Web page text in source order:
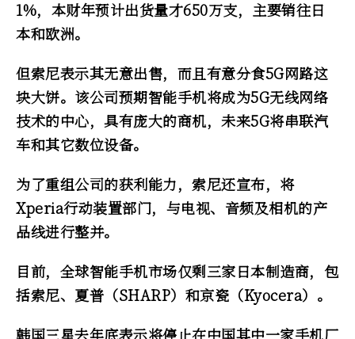
1%，本财年预计出货量才650万支，主要销往日
本和欧洲。
但索尼表示其无意出售，而且有意分食5G网路这
块大饼。该公司预期智能手机将成为5G无线网络
技术的中心，具有庞大的商机，未来5G将串联汽
车和其它数位设备。
为了重组公司的获利能力，索尼还宣布，将
Xperia行动装置部门，与电视、音频及相机的产
品线进行整并。
目前，全球智能手机市场仅剩三家日本制造商，包
括索尼、夏普（SHARP）和京瓷（Kyocera）。
韩国三星去年底表示将停止在中国其中一家手机厂